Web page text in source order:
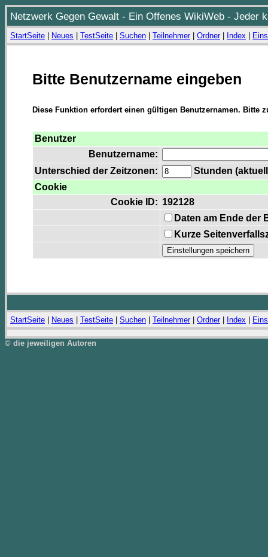
Netzwerk Gegen Gewalt - Ein Offenes WikiWeb - Jeder
StartSeite Neues TestSeite Suchen Teilnehmer| Ordner| Index
Bitte Benutzername eingeben
Diese Funktion erfordert einen gültigen Benutzernamen. Bitte
Benutzer
Benutzername:
Unterschied der Zeitzonen:
Stunden
Cookie
Cookie ID: 192128
Daten am Ende der
Kurze
StartSeite Neues TestSeite Suchen Teilnehmer| Ordner| Index
© die jeweiligen Autoren